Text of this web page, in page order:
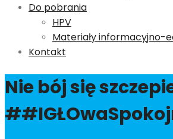
Do pobrania
HPV
Materiały informacyjno-
Kontakt
Nie bój się